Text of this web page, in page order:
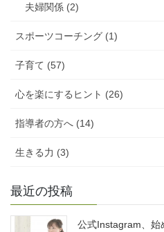
夫婦関係 (2)
スポーツコーチング (1)
子育て (57)
心を楽にするヒント (26)
指導者の方へ (14)
生きる力 (3)
最近の投稿
公式Instagram、始